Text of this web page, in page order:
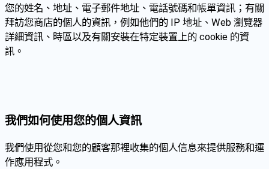
您的姓名、地址、電子郵件地址、電話號碼和帳單資訊；有關
拜訪您商店的個人的資訊，例如他們的 IP 地址、Web 瀏覽器
詳細資訊、時區以及有關安裝在特定裝置上的 cookie 的資
訊。
我們如何使用您的個人資訊
我們使用從您和您的顧客那裡收集的個人信息來提供服務和運
作應用程式。